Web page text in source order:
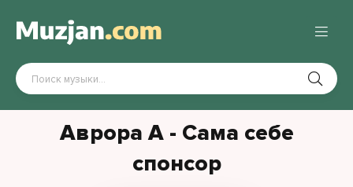
Аврора А - Сама себе
спонсор